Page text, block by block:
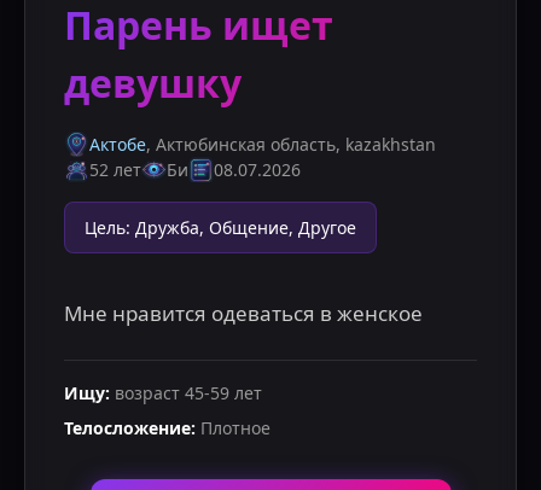
Парень ищет
девушку
Актобе, Актюбинская область, kazakhstan
52 лет
Би 08.07.2026
Цель: Дружба, Общение, Другое
Мне нравится одеваться в женское
Ищу: возраст 45-59 лет
Телосложение: Плотное